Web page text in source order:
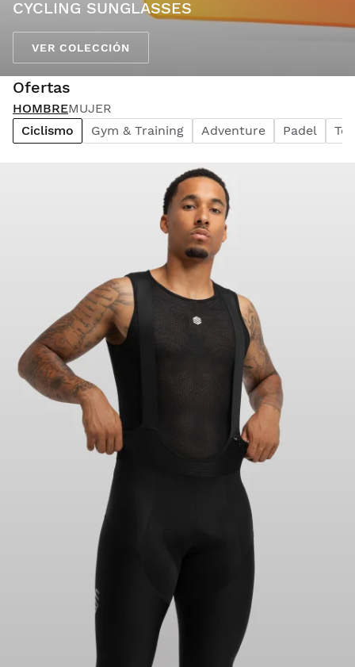
CYCLING SUNGLASSES
VER COLECCIÓN
Ofertas
HOMBREMUJER
Ciclismo
Gym & Training Adventure Padel